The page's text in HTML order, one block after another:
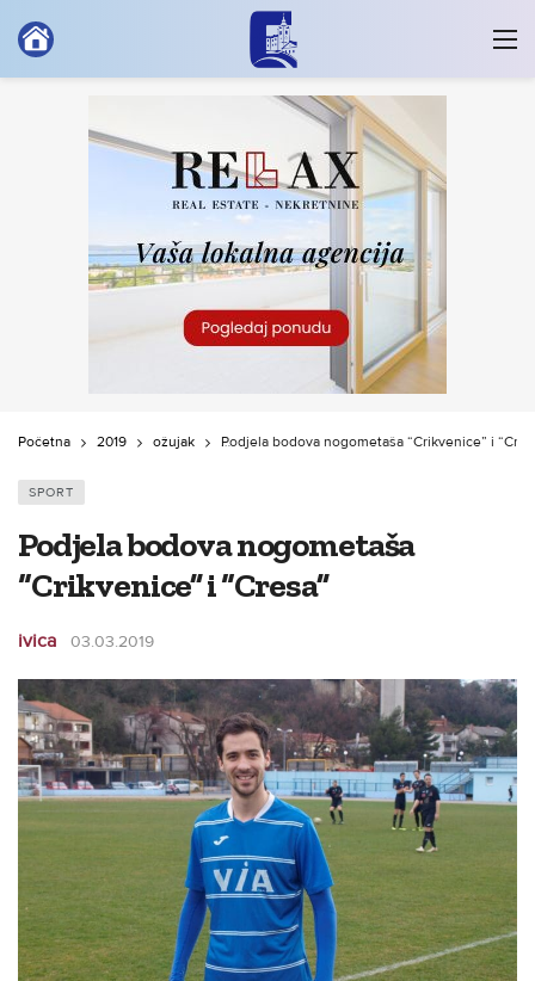
Početna 2019 ožujak Podjela bodova nogometaša “Crikvenice” i
SPORT
Podjela bodova nogometaša
“Crikvenice” i “Cresa”
ivica 03.03.2019